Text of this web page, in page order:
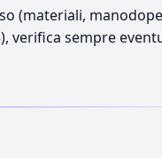
(materiali,
verifica sempre